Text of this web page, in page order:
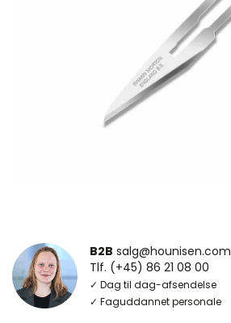
B2B salg@hounisen.com
Tlf. (+45) 86 21 08 00
✓ Dag til dag-afsendelse
✓ Faguddannet personale